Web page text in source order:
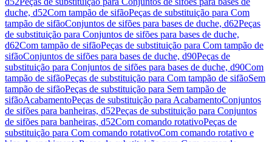
duche, d52Com tampão de sifãoPeças de substituição para Com
tampão de sifãoConjuntos de sifões para bases de duche, d62Peças
de substituição para Conjuntos de sifões para bases de duche,
d62Com tampão de sifãoPeças de substituição para Com tampão de
sifãoConjuntos de sifões para bases de duche, d90Peças de
substituição para Conjuntos de sifões para bases de duche, d90Com
tampão de sifãoPeças de substituição para Com tampão de sifãoSem
tampão de sifãoPeças de substituição para Sem tampão de
sifãoAcabamentoPeças de substituição para AcabamentoConjuntos
de sifões para banheiras, d52Peças de substituição para Conjuntos
de sifões para banheiras, d52Com comando rotativoPeças de
substituição para Com comando rotativoCom comando rotativo e